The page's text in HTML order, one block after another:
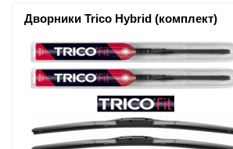
Дворники Trico Hybrid (комплект)